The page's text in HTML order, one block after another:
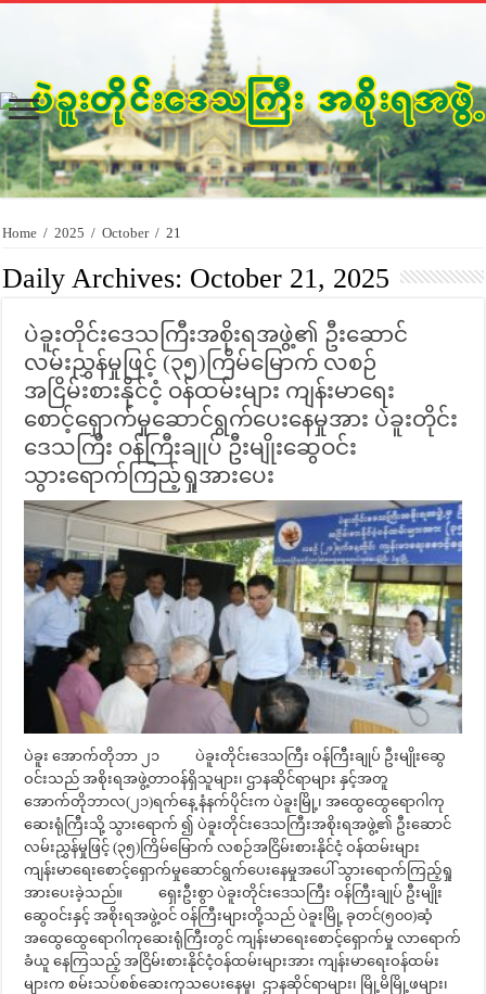
Home / 2025 / October / 21
Daily Archives: October 21, 2025
ပဲခူးတိုင်းဒေသကြီးအစိုးရအဖွဲ့၏ ဦးဆောင်
လမ်းညွှန်မှုဖြင့် (၃၅)ကြိမ်မြောက် လစဉ်
အငြိမ်းစားနိုင်ငံ့ ဝန်ထမ်းများ ကျန်းမာရေး
စောင့်ရှောက်မှုဆောင်ရွက်ပေးနေမှုအား ပဲခူးတိုင်း
ဒေသကြီး ဝန်ကြီးချုပ် ဦးမျိုးဆွေဝင်း
သွားရောက်ကြည့်ရှုအားပေး
ပဲခူး အောက်တိုဘာ ၂၁ ပဲခူးတိုင်းဒေသကြီး ဝန်ကြီးချုပ် ဦးမျိုးဆွေ
ဝင်းသည် အစိုးရအဖွဲ့တာဝန်ရှိသူများ၊ ဌာနဆိုင်ရာများ နှင့်အတူ
အောက်တိုဘာလ(၂၁)ရက်နေ့ နံနက်ပိုင်းက ပဲခူးမြို့၊ အထွေထွေရောဂါကု
ဆေးရုံကြီးသို့ သွားရောက် ၍ ပဲခူးတိုင်းဒေသကြီးအစိုးရအဖွဲ့၏ ဦးဆောင်
လမ်းညွှန်မှုဖြင့် (၃၅)ကြိမ်မြောက် လစဉ်အငြိမ်းစားနိုင်ငံ့ ဝန်ထမ်းများ
ကျန်းမာရေးစောင့်ရှောက်မှုဆောင်ရွက်ပေးနေမှုအပေါ် သွားရောက်ကြည့်ရှု
အားပေးခဲ့သည်။ ရှေးဦးစွာ ပဲခူးတိုင်းဒေသကြီး ဝန်ကြီးချုပ် ဦးမျိုး
ဆွေဝင်းနှင့် အစိုးရအဖွဲ့ဝင် ဝန်ကြီးများတို့သည် ပဲခူးမြို့ ခုတင်(၅၀၀)ဆံ့
အထွေထွေရောဂါကုဆေးရုံကြီးတွင် ကျန်းမာရေးစောင့်ရှောက်မှု လာရောက်
ခံယူ နေကြသည့် အငြိမ်းစားနိုင်ငံ့ဝန်ထမ်းများအား ကျန်းမာရေးဝန်ထမ်း
များက စမ်းသပ်စစ်ဆေးကုသပေးနေမှု၊ ဌာနဆိုင်ရာများ၊ မြို့မိမြို့ဖများ၊